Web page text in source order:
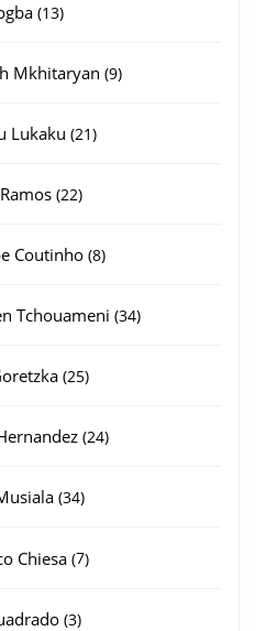
1313
Mkhitaryan 99
Lukaku 2121
2222
Coutinho 88
Tchouameni 3434
2525
2424
3434
Chiesa 77
33